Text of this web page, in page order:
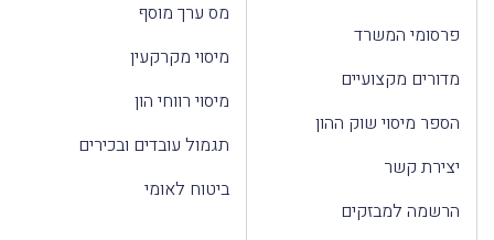
פרסומי המשרד
מדורים מקצועיים
הספר מיסוי שוק ההון
יצירת קשר
הרשמה למבזקים
מס ערך מוסף
מיסוי מקרקעין
מיסוי רווחי הון
תגמול עובדים ובכירים
ביטוח לאומי